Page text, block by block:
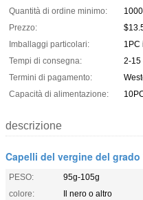
Quantità di ordine minimo:
Prezzo:
Imballaggi particolari:
1PC
Tempi di consegna:
2-15
Termini di pagamento:
Capacità di alimentazione:
descrizione
Capelli del vergine del grado
PESO:
95g-105g
colore:
Il nero o altro